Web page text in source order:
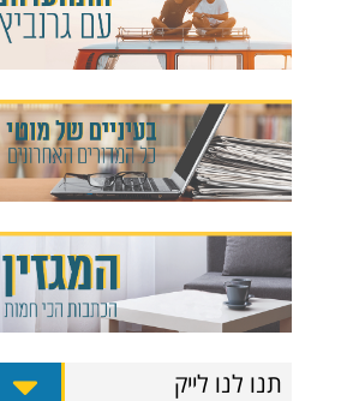
תנו לנו לייק